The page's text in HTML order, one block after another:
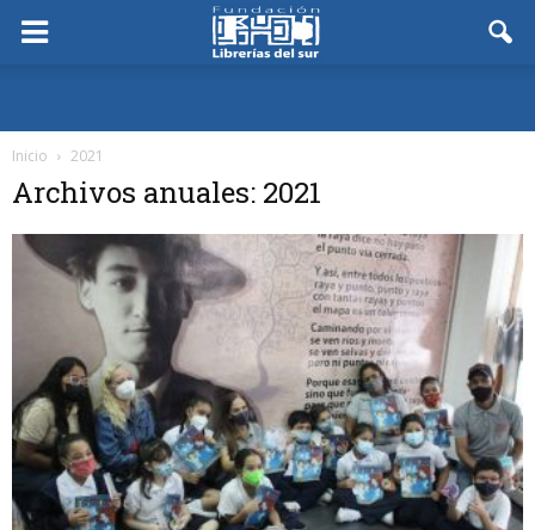
Inicio 2021
Archivos anuales: 2021